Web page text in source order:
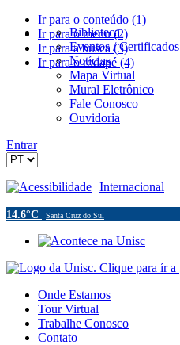
Ir para o conteúdo (1)
Ir para o menu (2)
Ir para a busca (3)
Ir para o rodapé (4)
Biblioteca
Eventos / Certificados
Notícias
Mapa Virtual
Mural Eletrônico
Fale Conosco
Ouvidoria
Entrar
Acessibilidade Internacional
14.6°C Santa Cruz do Sul
Onde Estamos
Tour Virtual
Trabalhe Conosco
Contato